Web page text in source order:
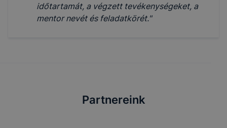
időtartamát, a végzett tevékenységeket, a
mentor nevét és feladatkörét."
Partnereink